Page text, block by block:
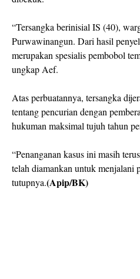
“Tersangka berinisial IS (40),
Purwawinangun. Dari hasil
merupakan spesialis pembobol
ungkap Aef.
Atas perbuatannya, tersangka
tentang pencurian dengan
hukuman maksimal tujuh tahun
“Penanganan kasus ini masih
telah diamankan untuk menjalani
tutupnya.(Apip/BK)